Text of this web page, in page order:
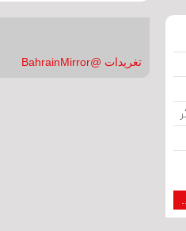
تغريدات @BahrainMirror